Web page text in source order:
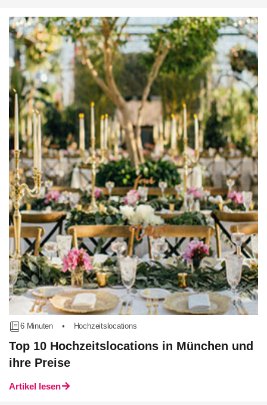
6 Minuten • Hochzeitslocations
Top 10 Hochzeitslocations in München und
ihre Preise
Artikel lesen